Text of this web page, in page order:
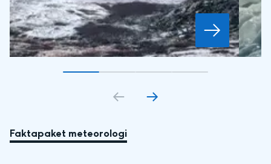
Gå till bildkort1
Gå till bildkort2
Gå till bildkort3
Gå till bildkort
Faktapaket meteorologi